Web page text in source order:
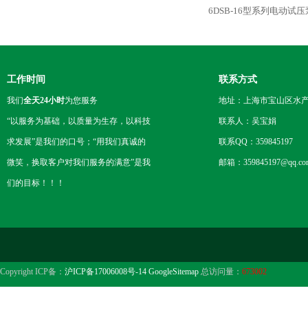
6DSB-16型系列电动试压
工作时间
我们全天24小时为您服务
“以服务为基础，以质量为生存，以科技
求发展”是我们的口号；“用我们真诚的
微笑，换取客户对我们服务的满意”是我
们的目标！！！
联系方式
地址：上海市宝山区水
联系人：吴宝娟
联系QQ：359845197
邮箱：
Copyright ICP备： 沪ICP备17006008号-14 GoogleSitemap 总访问量： 673002